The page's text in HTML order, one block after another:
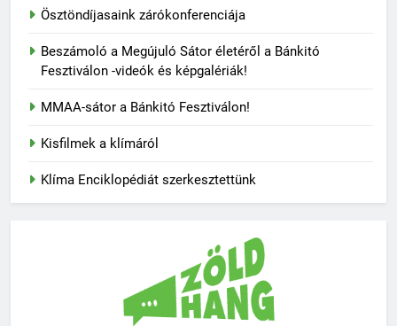
Ösztöndíjasaink zárókonferenciája
Beszámoló a Megújuló Sátor életéről a Bánkitó
Fesztiválon -videók és képgalériák!
MMAA-sátor a Bánkitó Fesztiválon!
Kisfilmek a klímáról
Klíma Enciklopédiát szerkesztettünk